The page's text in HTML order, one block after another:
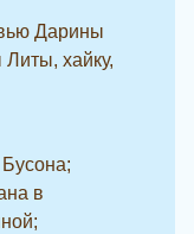
Дарины
хайку,
в